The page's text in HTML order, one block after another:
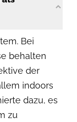
Bei
behalten
der
indoors
dazu, es
zu